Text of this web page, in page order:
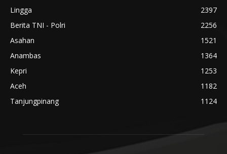
Lingga
2397
Berita TNI - Polri
2256
Asahan
1521
Anambas
1364
Kepri
1253
Aceh
1182
Tanjungpinang
1124